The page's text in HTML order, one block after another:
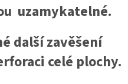
uzamykatelné.
další zavěšení
celé plochy.